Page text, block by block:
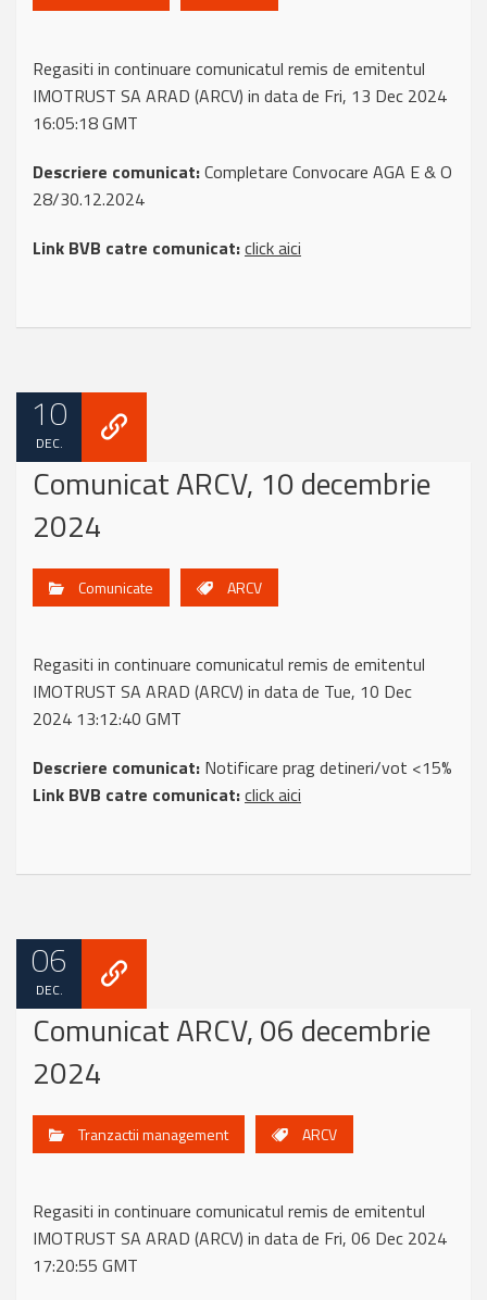
Regasiti in continuare comunicatul remis de emitentul
IMOTRUST SA ARAD (ARCV) in data de Fri, 13 Dec 2024
16:05:18 GMT
Descriere comunicat:Completare Convocare AGA E & O
28/30.12.2024
Link BVB catre comunicat:click aici
10
DEC.
Comunicat ARCV, 10 decembrie
2024
Comunicate ARCV
Regasiti in continuare comunicatul remis de emitentul
IMOTRUST SA ARAD (ARCV) in data de Tue, 10 Dec
2024 13:12:40 GMT
Descriere comunicat: Notificare prag detineri/vot <15%
Link BVB catre comunicat:click aici
06
DEC.
Comunicat ARCV, 06 decembrie
2024
Tranzactii management ARCV
Regasiti in continuare comunicatul remis de emitentul
IMOTRUST SA ARAD (ARCV) in data de Fri, 06 Dec 2024
17:20:55 GMT